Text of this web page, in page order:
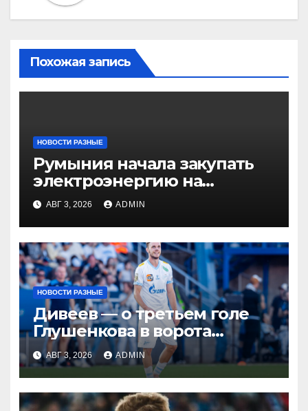
Похожая запись
НОВОСТИ РАЗНЫЕ
Румыния начала закупать
электроэнергию на
Украине из-за дефицита
АВГ 3, 2026 ADMIN
НОВОСТИ РАЗНЫЕ
Дивеев — о третьем голе
Глушенкова в ворота
«Оренбурга»: «Напомнил
Джону Джону, что
наигрывали в такой
ситуации»
АВГ 3, 2026 ADMIN